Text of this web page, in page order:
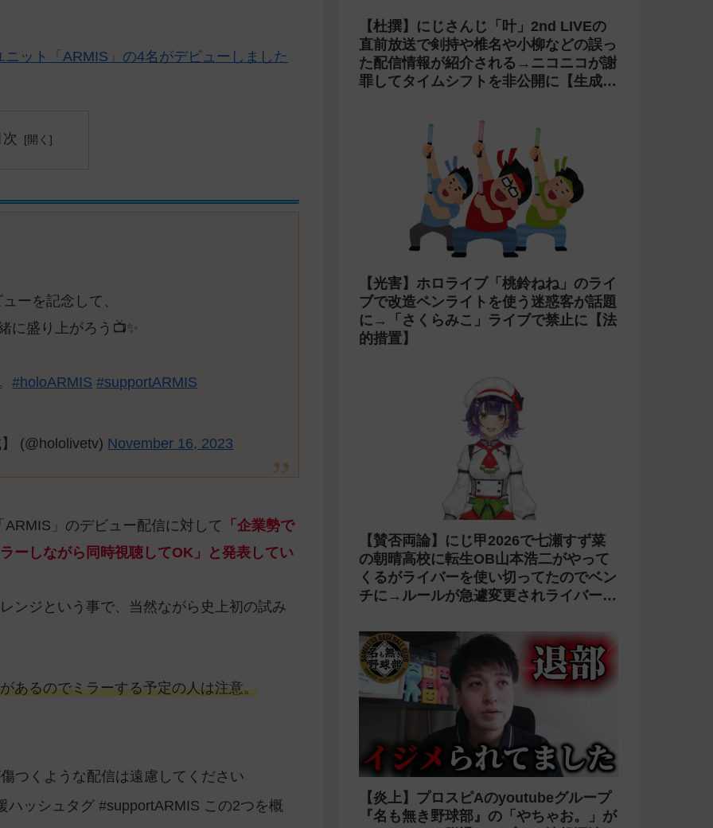
ット「ARMIS」の4名がデビューしました
ーを記念して、
に盛り上がろう📺✨
#holoARMIS #supportARMIS
(@hololivetv) November 16, 2023
」のデビュー配信に対して 「企業勢で
ーしながら同時視聴してOK」と発表してい
ンジという事で、当然ながら史上初の試み
あるのでミラーする予定の人は注意。
つくような配信は遠慮してください
ハッシュタグ #supportARMIS この2つを概
【杜撰】にじさんじ「叶」2nd LIVEの
直前放送で剣持や椎名や小柳などの誤っ
た配信情報が紹介される→ニコニコが謝
罪してタイムシフトを非公開に【生成
【光害】ホロライブ「桃鈴ねね」のライ
ブで改造ペンライトを使う迷惑客が話題
に→「さくらみこ」ライブで禁止に【法
的措置】
【賛否両論】にじ甲2026で七瀬すず菜
の朝晴高校に転生OB山本浩二がやって
くるがライバーを使い切ってたのでベン
チに→ルールが急遽変更されライバーの
【炎上】プロスピAのyoutubeグループ
『名も無き野球部』の「やちゃお。」が